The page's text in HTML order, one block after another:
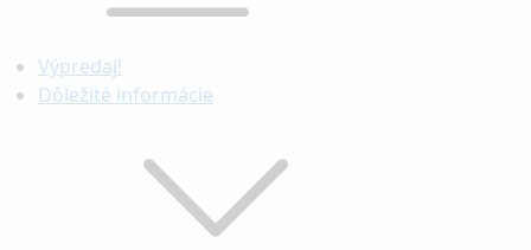
Výpredaj!
Dôležité informácie